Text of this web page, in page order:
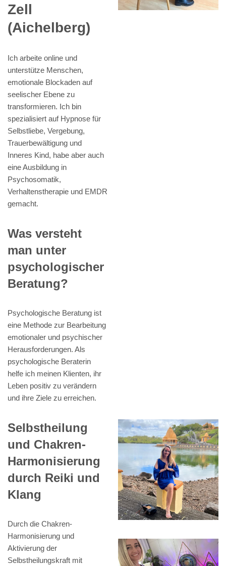
Zell
(Aichelberg)
Ich arbeite online und
unterstütze Menschen,
emotionale Blockaden auf
seelischer Ebene zu
transformieren. Ich bin
spezialisiert auf Hypnose für
Selbstliebe, Vergebung,
Trauerbewältigung und
Inneres Kind, habe aber auch
eine Ausbildung in
Psychosomatik,
Verhaltenstherapie und EMDR
gemacht.
Was versteht
man unter
psychologischer
Beratung?
Psychologische Beratung ist
eine Methode zur Bearbeitung
emotionaler und psychischer
Herausforderungen. Als
psychologische Beraterin
helfe ich meinen Klienten, ihr
Leben positiv zu verändern
und ihre Ziele zu erreichen.
Selbstheilung
und Chakren-
Harmonisierung
durch Reiki und
Klang
Durch die Chakren-
Harmonisierung und
Aktivierung der
Selbstheilungskraft mit